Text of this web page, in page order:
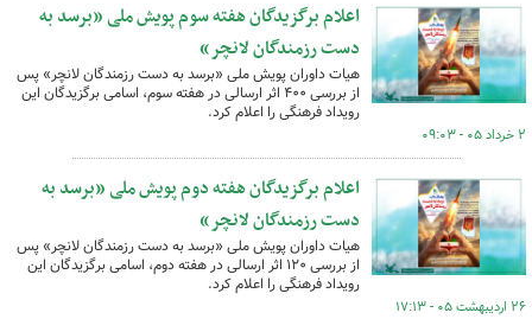
اعلام برگزیدگان هفته سوم پویش ملی «برسد به
دست رزمندگان لانچر»
هیات داوران پویش ملی «برسد به دست رزمندگان لانچر» پس
از بررسی ۴۰۰ اثر ارسالی در هفته سوم، اسامی برگزیدگان این
رویداد فرهنگی را اعلام کرد.
۲ خرداد ۰۵ - ۰۹:۰۳
اعلام برگزیدگان هفته دوم پویش ملی «برسد به
دست رزمندگان لانچر»
هیات داوران پویش ملی «برسد به دست رزمندگان لانچر» پس
از بررسی ۱۲۰ اثر ارسالی در هفته دوم، اسامی برگزیدگان این
رویداد فرهنگی را اعلام کرد.
۲۶ اردیبهشت ۰۵ - ۱۷:۱۳